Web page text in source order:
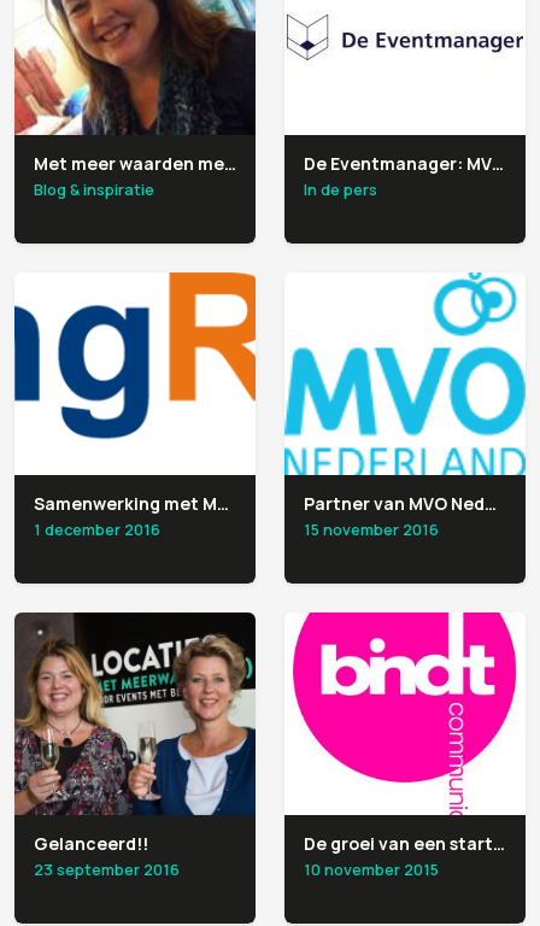
Met meer waarden meer glans
Blog & inspiratie
De Eventmanager: MVO locaties hebben hun eigen verhaal
In de pers
Samenwerking met MeetingReview
1 december 2016
Partner van MVO Nederland
15 november 2016
Gelanceerd!!
23 september 2016
De groei van een start-up
10 november 2015